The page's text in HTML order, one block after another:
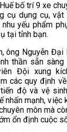
bố trí 9 xe
cụ dụng cụ,
yếu phẩm
tại tỉnh bạn.
ông Nguyễn
thần sẵn
Đội xung
các quy định
độ và vệ
nhấn mạnh,
môn mà
ổn định cuộc